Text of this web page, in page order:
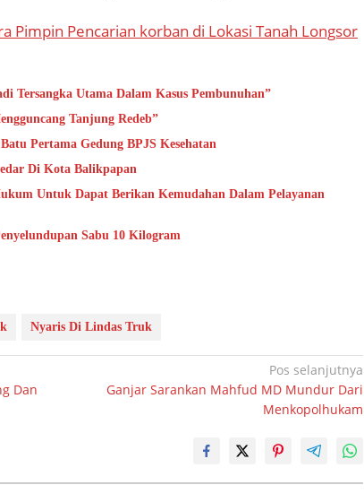
Pimpin Pencarian korban di Lokasi Tanah Longsor
Tersangka Utama Dalam Kasus Pembunuhan”
Tanjung Redeb”
Pertama Gedung BPJS Kesehatan
Di Kota Balikpapan
Untuk Dapat Berikan Kemudahan Dalam Pelayanan
Sabu 10 Kilogram
Nyaris Di Lindas Truk
Dan
Pos selanjutnya
Ganjar Sarankan Mahfud MD Mundur Dari
Menkopolhukam